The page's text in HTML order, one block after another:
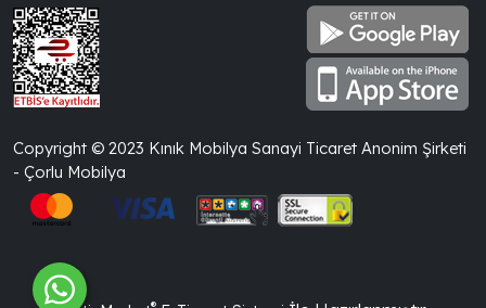
Copyright © 2023 Kınık Mobilya Sanayi Ticaret Anonim Şirketi
- Çorlu Mobilya